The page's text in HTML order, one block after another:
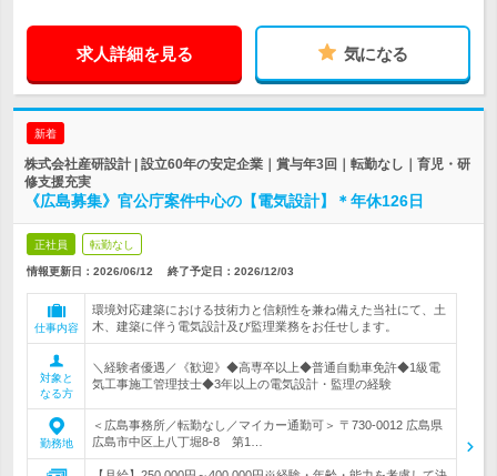
求人詳細を見る 気になる
新着
株式会社産研設計 | 設立60年の安定企業｜賞与年3回｜転勤なし｜育児・研
修支援充実
《広島募集》官公庁案件中心の【電気設計】＊年休126日
正社員 転勤なし
情報更新日：2026/06/12 終了予定日： 2026/12/03
仕事内容
環境対応建築における技術力と信頼性を兼ね備えた当社にて、土
木、建築に伴う電気設計及び監理業務をお任せします。
対象と
なる方
＼経験者優遇／《歓迎》◆高専卒以上◆普通自動車免許◆1級電
気工事施工管理技士◆3年以上の電気設計・監理の経験
勤務地
＜広島事務所／転勤なし／マイカー通勤可＞ 〒730-0012 広島県
広島市中区上八丁堀8-8 第1…